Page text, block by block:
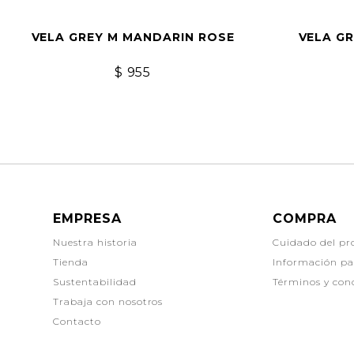
VELA GREY M MANDARIN ROSE
$ 955
VELA
EMPRESA
Nuestra historia
Tienda
Sustentabilidad
Trabaja con nosotros
Contacto
COMPRA
Cuidado del
Información
Términos y